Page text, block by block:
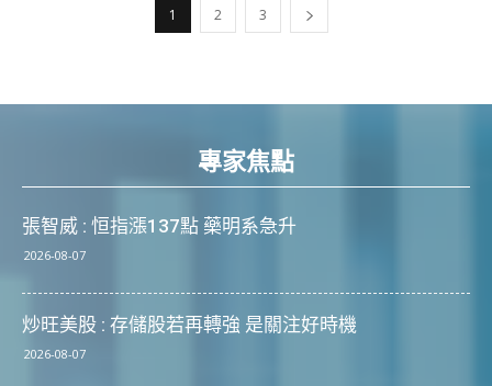
1 2 3
專家焦點
張智威 : 恒指漲137點 藥明系急升
2026-08-07
炒旺美股 : 存儲股若再轉強 是關注好時機
2026-08-07